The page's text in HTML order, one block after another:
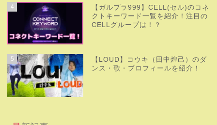
4
【ガルプラ999】CELL(セル)のコネ
クトキーワード一覧を紹介！注目の
CELLグループは！？
5
【LOUD】コウキ（田中煌己）のダ
ンス・歌・プロフィールを紹介！